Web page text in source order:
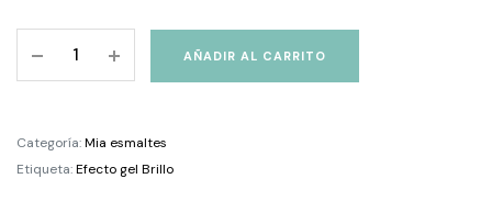
Coat
quantity
AÑADIR AL CARRITO
Categoría:Mia esmaltes
Etiqueta:Efecto gel Brillo